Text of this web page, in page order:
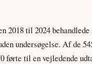
2018 til 2024
undersøgelse. Af de
førte til en vejledende